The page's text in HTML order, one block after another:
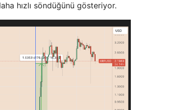
hızlı söndüğünü gösteriyor.